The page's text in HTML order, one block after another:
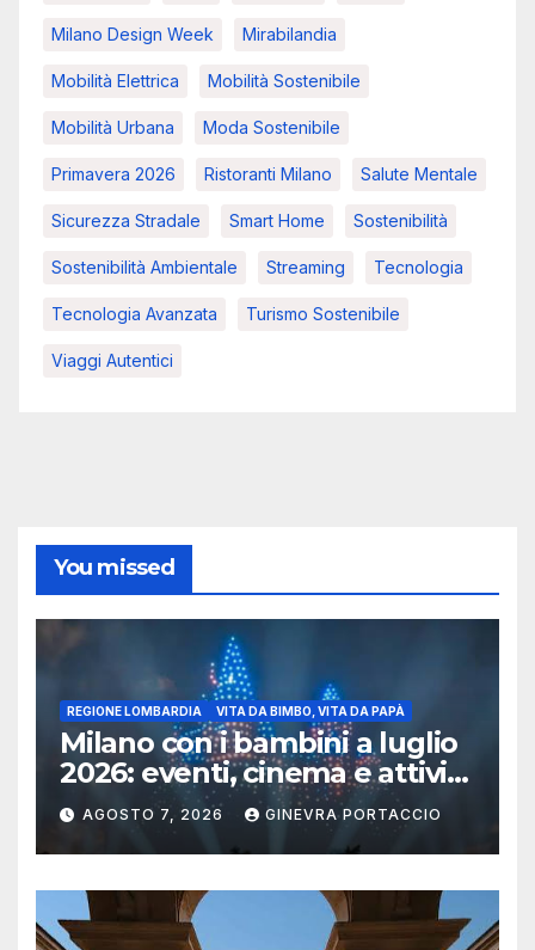
Milano Design Week Mirabilandia
Mobilità Elettrica Mobilità Sostenibile
Mobilità Urbana Moda Sostenibile
Primavera 2026 Ristoranti Milano Salute Mentale
Sicurezza Stradale Smart Home Sostenibilità
Sostenibilità Ambientale Streaming Tecnologia
Tecnologia Avanzata Turismo Sostenibile
Viaggi Autentici
You missed
REGIONE LOMBARDIA VITA DA BIMBO, VITA DA PAPÀ
Milano con i bambini a luglio
2026: eventi, cinema e attività
per famiglie
AGOSTO 7, 2026 GINEVRA PORTACCIO